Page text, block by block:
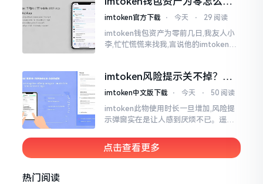
说的都不一样
回？老张教你几招
imtoken官方下载 ⋅ 今天 ⋅ 29 阅读
imtoken钱包资产为零前几日,我友人小
李,忙忙慌慌来找我,言说他的imtoken钱
莫要惊慌,暂且别急着去砸手机。
imtoken风险提示关不掉？老
手教你几招
imtoken中文版下载 ⋅ 今天 ⋅ 50 阅读
imtoken此物使用时长一旦增加,风险提
示弹窗实在是让人感到厌烦不已。遥想
转账操作,都会蹦出一连串警告信息,弄得
人心里慌慌张张的。
点击查看更多
热门阅读